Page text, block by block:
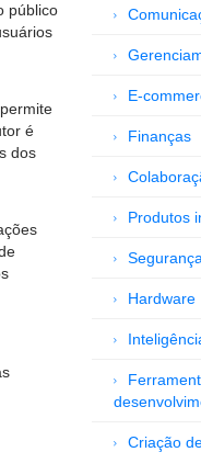
público
é
dos
E-
Finanças
Produtos
Segurança
Hardware
Criação